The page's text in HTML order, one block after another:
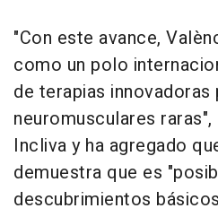
"Con este avance,
como un polo
de terapias
neuromusculares
Incliva y ha agregado
demuestra que es
descubrimientos